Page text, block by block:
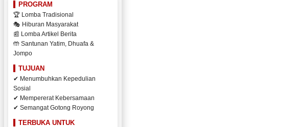
PROGRAM
🏆 Lomba Tradisional
🎭 Hiburan Masyarakat
📰 Lomba Artikel Berita
🤲 Santunan Yatim, Dhuafa &
Jompo
TUJUAN
✔ Menumbuhkan Kepedulian
Sosial
✔ Mempererat Kebersamaan
✔ Semangat Gotong Royong
TERBUKA UNTUK